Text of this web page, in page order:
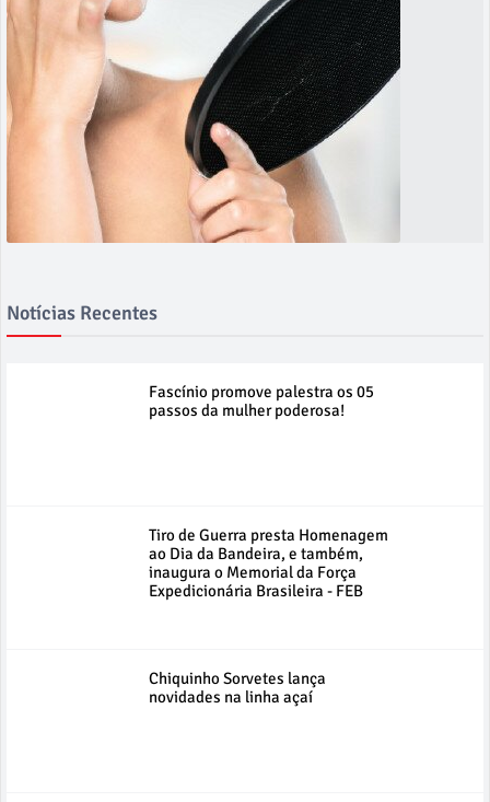
Notícias Recentes
Fascínio promove palestra os 05
passos da mulher poderosa!
Tiro de Guerra presta Homenagem
ao Dia da Bandeira, e também,
inaugura o Memorial da Força
Expedicionária Brasileira - FEB
Chiquinho Sorvetes lança
novidades na linha açaí